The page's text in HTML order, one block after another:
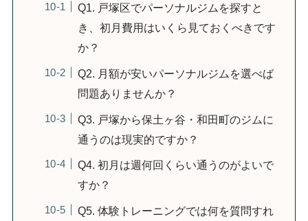
Q1. 戸塚区でパーソナルジムを探すと
き、初月費用はいくら見ておくべきです
か？
Q2. 月額が安いパーソナルジムを選べば
問題ありませんか？
Q3. 戸塚から保土ヶ谷・和田町のジムに
通うのは現実的ですか？
Q4. 初月は週何回くらい通うのがよいで
すか？
Q5. 体験トレーニングでは何を質問すれ